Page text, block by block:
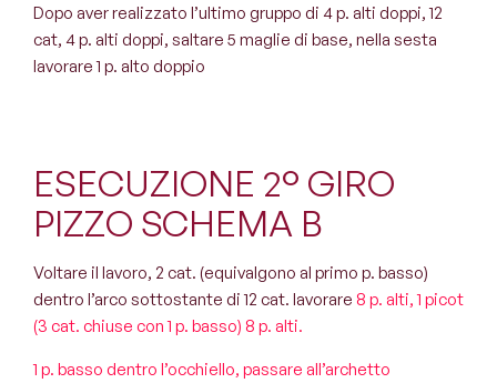
Dopo aver realizzato l’ultimo gruppo di 4 p. alti doppi, 12
cat, 4 p. alti doppi, saltare 5 maglie di base, nella sesta
lavorare 1 p. alto doppio
ESECUZIONE 2° GIRO
PIZZO SCHEMA B
Voltare il lavoro, 2 cat. (equivalgono al primo p. basso)
dentro l’arco sottostante di 12 cat. lavorare 8 p. alti, 1 picot
(3 cat. chiuse con 1 p. basso) 8 p. alti.
1 p. basso dentro l’occhiello, passare all’archetto